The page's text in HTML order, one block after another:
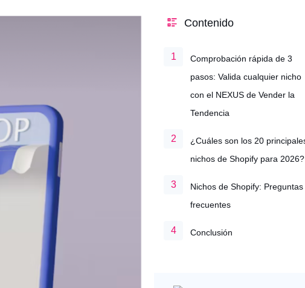
Contenido
Comprobación rápida de 3
pasos: Valida cualquier nicho
con el NEXUS de Vender la
Tendencia
¿Cuáles son los 20
nichos de Shopify para 2026?
Nichos de Shopify: Preguntas
frecuentes
Conclusión